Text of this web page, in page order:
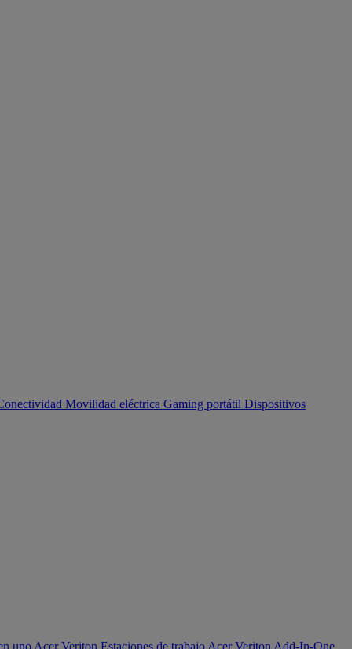
Movilidad eléctrica Gaming portátil Dispositivos
uno Acer Veriton Estaciones de trabajo Acer Veriton Add-In-One